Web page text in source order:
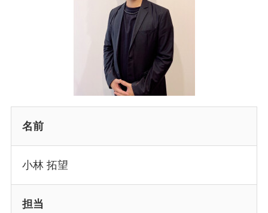
名前
小林 拓望
担当